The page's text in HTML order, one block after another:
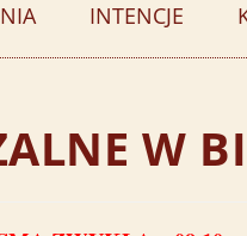
INTENCJE
W